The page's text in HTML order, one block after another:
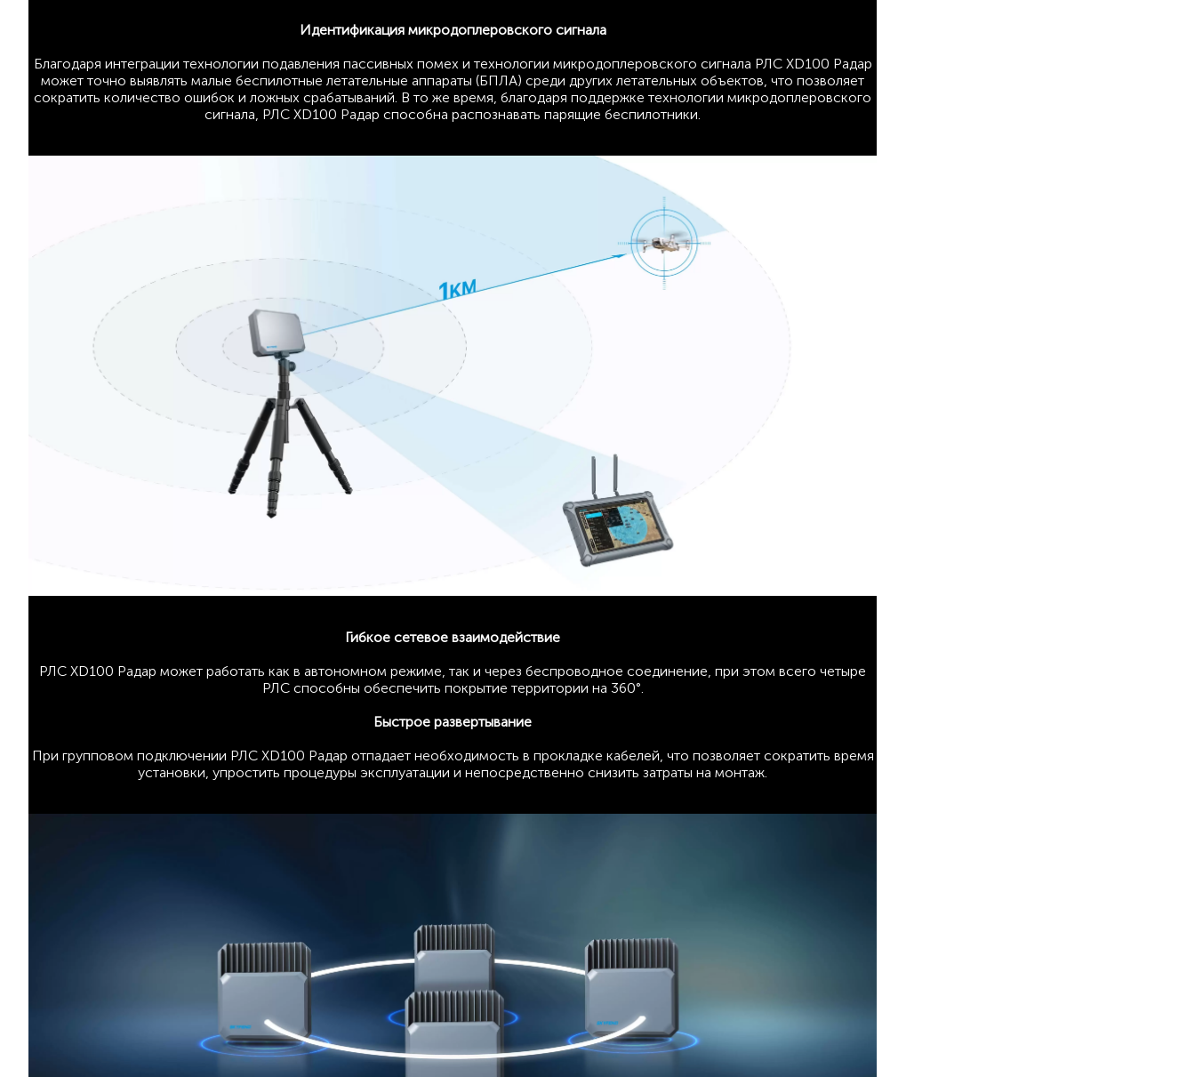
Идентификация микродоплеровского сигнала
Благодаря интеграции технологии подавления пассивных помех и технологии микродоплеровского сигнала РЛС XD100 Радар
может точно выявлять малые беспилотные летательные аппараты (БПЛА) среди других летательных объектов, что позволяет
сократить количество ошибок и ложных срабатываний. В то же время, благодаря поддержке технологии микродоплеровского
сигнала, РЛС XD100 Радар способна распознавать парящие беспилотники.
Гибкое сетевое взаимодействие
РЛС XD100 Радар может работать как в автономном режиме, так и через беспроводное соединение, при этом всего четыре
РЛС способны обеспечить покрытие территории на 360°.
Быстрое развертывание
При групповом подключении РЛС XD100 Радар отпадает необходимость в прокладке кабелей, что позволяет сократить время
установки, упростить процедуры эксплуатации и непосредственно снизить затраты на монтаж.